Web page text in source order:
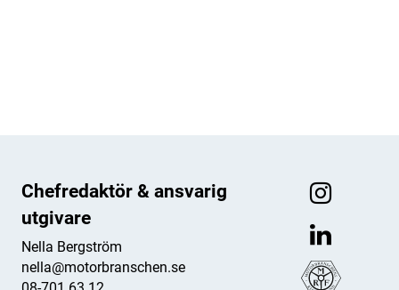
Chefredaktör & ansvarig
utgivare
Nella Bergström
nella@motorbranschen.se